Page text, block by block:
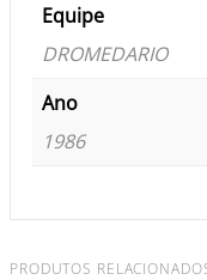
Equipe
DROMEDARIO
Ano
1986
PRODUTOS